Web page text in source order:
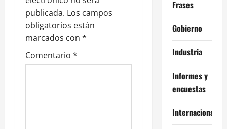
n
d
e
publicada. Los campos
obligatorios están
marcados con *
Comentario *
Frases
Gobierno
Industria
Informes y
encuestas
Internacional